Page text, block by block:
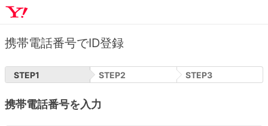
携帯電話番号でID登録
STEP1 STEP2 STEP3
携帯電話番号を入力